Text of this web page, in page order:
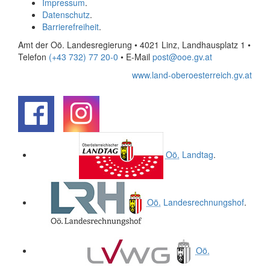
Impressum.
Datenschutz.
Barrierefreiheit.
Amt der Oö. Landesregierung • 4021 Linz, Landhausplatz 1 •
Telefon (+43 732) 77 20-0 • E-Mail post@ooe.gv.at
www.land-oberoesterreich.gv.at
Oö. Landtag.
Oö. Landesrechnungshof.
Oö.